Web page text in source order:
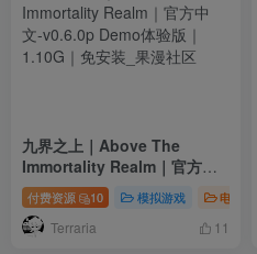
九界之上｜Above The
Immortality Realm｜官方中
文-v0.6.0p Demo体验版｜
1.10G｜免安装
付费资源 10 模拟游戏 电脑
Terraria 11